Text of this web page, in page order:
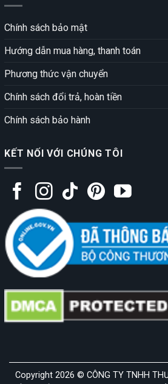
Chính sách bảo mật
Hướng dẫn mua hàng, thanh toán
Phương thức vận chuyển
Chính sách đổi trả, hoàn tiền
Chính sách bảo hành
KẾT NỐI VỚI CHÚNG TÔI
Copyright 2026 © CÔNG TY TNHH